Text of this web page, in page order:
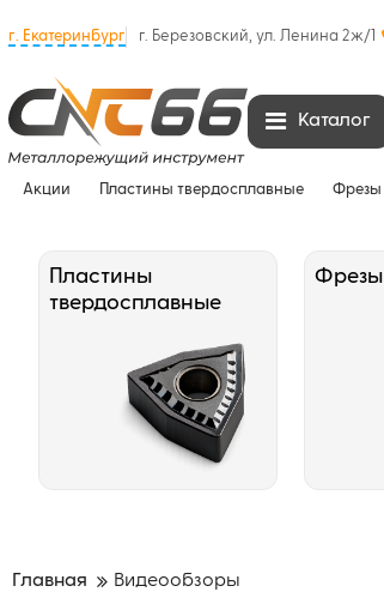
г. Екатеринбург г. Березовский, ул. Ленина 2ж/1
Каталог
Акции Пластины твердосплавные Фрезы
Пластины
твердосплавные
Фрезы
Главная Видеообзоры